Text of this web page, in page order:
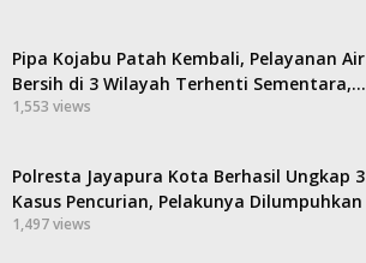
Pipa Kojabu Patah Kembali, Pelayanan Air
Bersih di 3 Wilayah Terhenti Sementara,…
1,553 views
Polresta Jayapura Kota Berhasil Ungkap 3
Kasus Pencurian, Pelakunya Dilumpuhkan
1,497 views